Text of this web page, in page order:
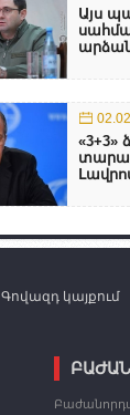
Այս
«3+3»
Գովազդ կայքում